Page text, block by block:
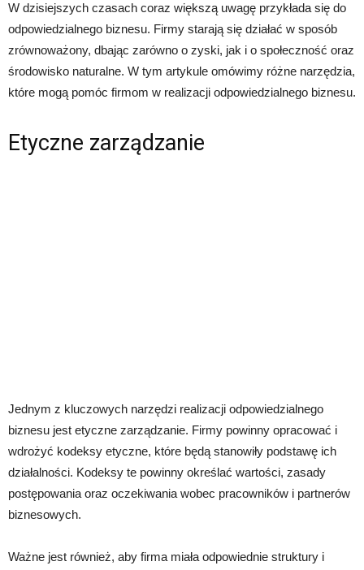
W dzisiejszych czasach coraz większą uwagę przykłada się do
odpowiedzialnego biznesu. Firmy starają się działać w sposób
zrównoważony, dbając zarówno o zyski, jak i o społeczność oraz
środowisko naturalne. W tym artykule omówimy różne narzędzia,
które mogą pomóc firmom w realizacji odpowiedzialnego biznesu.
Etyczne zarządzanie
Jednym z kluczowych narzędzi realizacji odpowiedzialnego
biznesu jest etyczne zarządzanie. Firmy powinny opracować i
wdrożyć kodeksy etyczne, które będą stanowiły podstawę ich
działalności. Kodeksy te powinny określać wartości, zasady
postępowania oraz oczekiwania wobec pracowników i partnerów
biznesowych.
Ważne jest również, aby firma miała odpowiednie struktury i